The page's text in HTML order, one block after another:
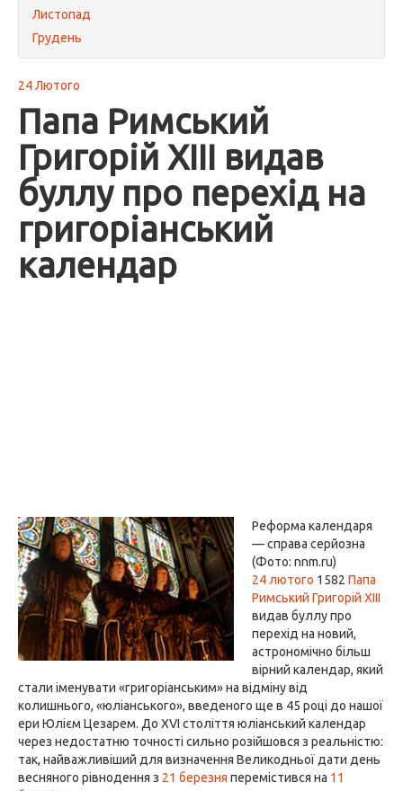
Листопад
Грудень
24 Лютого
Папа Римський
Григорій XIII видав
буллу про перехід на
григоріанський
календар
Реформа календаря
— справа серйозна
(Фото: nnm.ru)
24 лютого 1582 Папа
Римський Григорій XIII
видав буллу про
перехід на новий,
астрономічно більш
вірний календар, який
стали іменувати «григоріанським» на відміну від
колишнього, «юліанського», введеного ще в 45 році до нашої
ери Юлієм Цезарем. До XVI століття юліанський календар
через недостатню точності сильно розійшовся з реальністю:
так, найважливіший для визначення Великодньої дати день
весняного рівнодення з 21 березня перемістився на 11